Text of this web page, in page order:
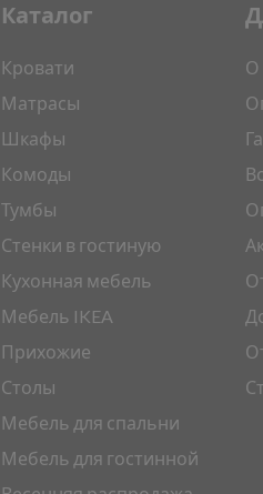
Каталог
Кровати
Матрасы
Шкафы
Комоды
Тумбы
Стенки в гостиную
Кухонная мебель
Мебель IKEA
Прихожие
Столы
Мебель для спальни
Мебель для гостинной
О